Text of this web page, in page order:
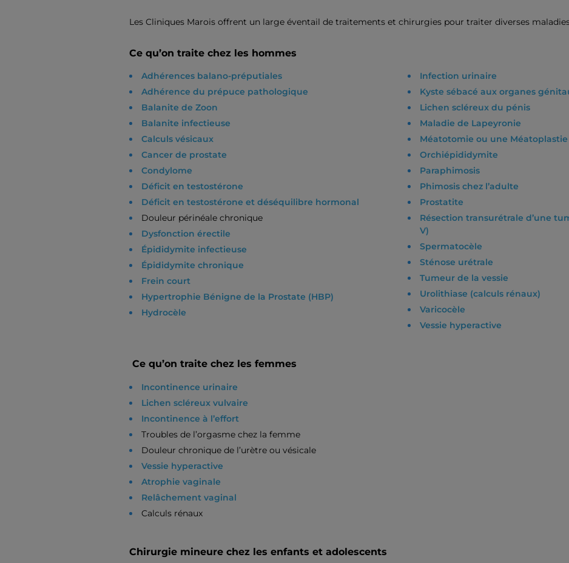
Les Cliniques Marois offrent un large éventail de traitements et chirurgies pour traiter diverses
Ce qu’on traite chez les hommes
Adhérences balano-préputiales
Adhérence du prépuce pathologique
Balanite de Zoon
Balanite infectieuse
Calculs vésicaux
Cancer de prostate
Condylome
Déficit en testostérone
Déficit en testostérone et déséquilibre hormonal
Douleur périnéale chronique
Dysfonction érectile
Épididymite infectieuse
Épididymite chronique
Frein court
Hypertrophie Bénigne de la Prostate (HBP)
Hydrocèle
Infection urinaire
Kyste sébacé aux organes
Lichen scléreux du pénis
Maladie de Lapeyronie
Méatotomie ou une Méatoplastie
Orchiépididymite
Paraphimosis
Phimosis chez l’adulte
Prostatite
Résection transurétrale d’une
V)
Spermatocèle
Sténose urétrale
Tumeur de la vessie
Urolithiase (calculs rénaux)
Varicocèle
Vessie hyperactive
Ce qu’on traite chez les femmes
Incontinence urinaire
Lichen scléreux vulvaire
Incontinence à l’effort
Troubles de l’orgasme chez la femme
Douleur chronique de l’urètre ou vésicale
Vessie hyperactive
Atrophie vaginale
Relâchement vaginal
Calculs rénaux
Chirurgie mineure chez les enfants et adolescents